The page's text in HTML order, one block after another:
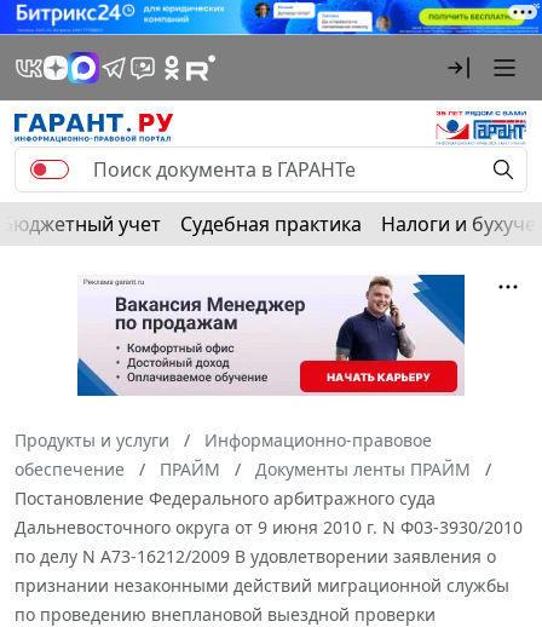
Бюджетный учет Судебная практика Налоги и
Продукты и услуги
Информационно-правовое
обеспечение
ПРАЙМ
Документы ленты ПРАЙМ
Постановление Федерального арбитражного суда
Дальневосточного округа от 9 июня 2010 г. N Ф03-3930/2010
по делу N А73-16212/2009 В удовлетворении заявления о
признании незаконными действий миграционной службы
по проведению внеплановой выездной проверки